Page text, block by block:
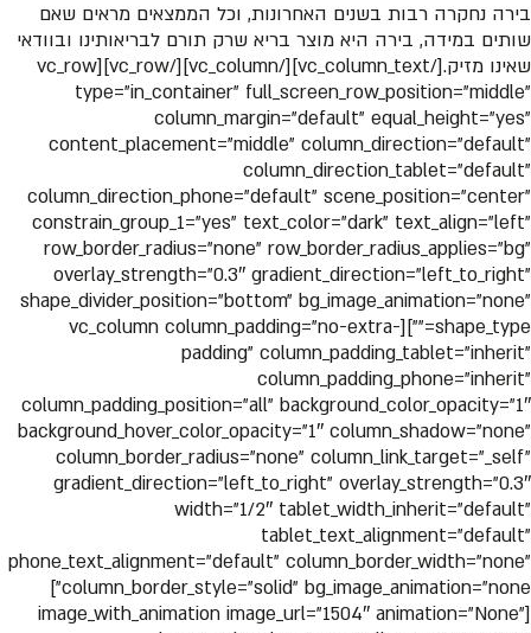
בירה נחקרה רבות בשנים האחרונות, וכל הממצאים מראים שאם
שותים במידה, בירה היא מוצר בריא שרק תורם לבריאותינו ובוודאי
שאינו מזיק.[/vc_column_text][/vc_column][/vc_row][vc_row
type=”in_container” full_screen_row_position=”middle”
column_margin=”default” equal_height=”yes”
content_placement=”middle” column_direction=”default”
column_direction_tablet=”default”
column_direction_phone=”default” scene_position=”center”
constrain_group_1=”yes” text_color=”dark” text_align=”left”
row_border_radius=”none” row_border_radius_applies=”bg”
overlay_strength=”0.3″ gradient_direction=”left_to_right”
shape_divider_position=”bottom” bg_image_animation=”none”
shape_type=””][vc_column column_padding=”no-extra-
padding” column_padding_tablet=”inherit”
column_padding_phone=”inherit”
column_padding_position=”all” background_color_opacity=”1″
background_hover_color_opacity=”1″ column_shadow=”none”
column_border_radius=”none” column_link_target=”_self”
gradient_direction=”left_to_right” overlay_strength=”0.3″
width=”1/2″ tablet_width_inherit=”default”
tablet_text_alignment=”default”
phone_text_alignment=”default” column_border_width=”none”
column_border_style=”solid” bg_image_animation=”none”]
[image_with_animation image_url=”1504″ animation=”None”